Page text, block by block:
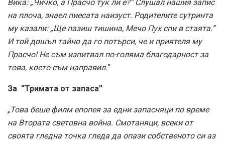
Вика: „Чичко, а Прасчо тук ли е?” Слушал нашия запис
на плоча, знаел пиесата наизуст. Родителите сутринта
му казали: „Ще пазиш тишина, Мечо Пух спи в стаята.”
И той дошъл тайно да го потърси, че и приятеля му
Прасчо! Не съм изпитвал по-голяма благодарност за
това, което съм направил.”
За “Тримата от запаса”
„Това беше филм епопея за едни запасняци по време
на Втората световна война. Смотаняци, всеки от
своята гледна точка гледа да опази собственото си аз